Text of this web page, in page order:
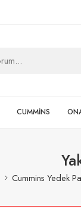
CUMMİNS
Cummins Yedek